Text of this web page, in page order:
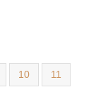
10 11